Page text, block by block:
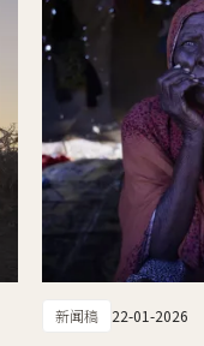
新闻稿 22-01-2026